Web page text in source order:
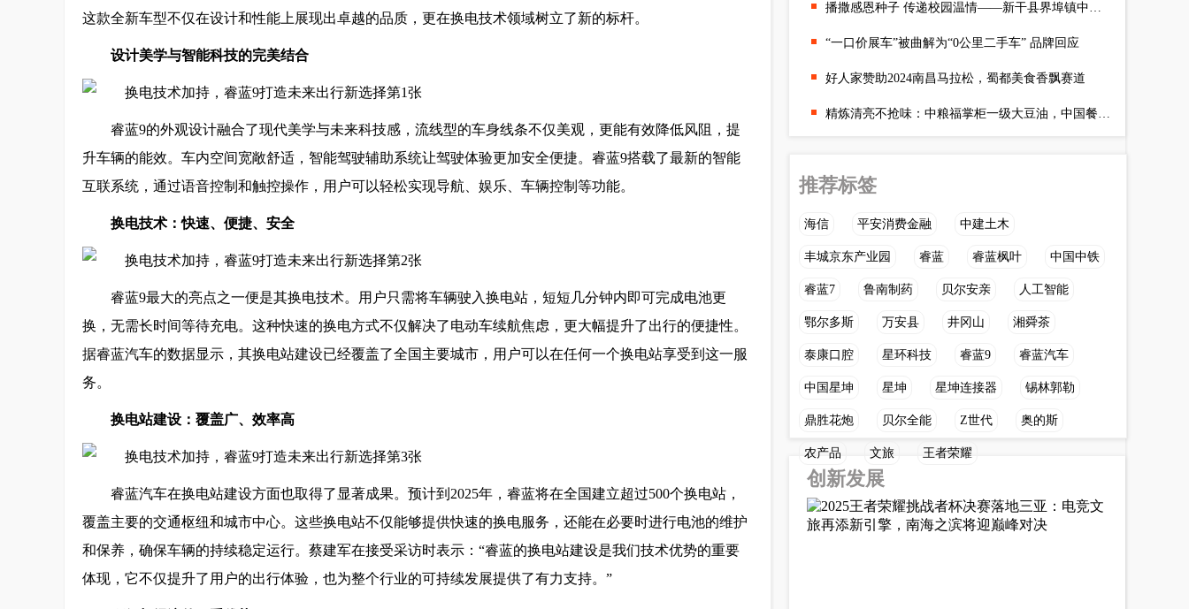
这款全新车型不仅在设计和性能上展现出卓越的品质，更在换电技术领域树立了新的标杆。
设计美学与智能科技的完美结合
睿蓝9的外观设计融合了现代美学与未来科技感，流线型的车身线条不仅美观，更能有效降低风阻，提
升车辆的能效。车内空间宽敞舒适，智能驾驶辅助系统让驾驶体验更加安全便捷。睿蓝9搭载了最新的智能
互联系统，通过语音控制和触控操作，用户可以轻松实现导航、娱乐、车辆控制等功能。
换电技术：快速、便捷、安全
睿蓝9最大的亮点之一便是其换电技术。用户只需将车辆驶入换电站，短短几分钟内即可完成电池更
换，无需长时间等待充电。这种快速的换电方式不仅解决了电动车续航焦虑，更大幅提升了出行的便捷性。
据睿蓝汽车的数据显示，其换电站建设已经覆盖了全国主要城市，用户可以在任何一个换电站享受到这一服
务。
换电站建设：覆盖广、效率高
睿蓝汽车在换电站建设方面也取得了显著成果。预计到2025年，睿蓝将在全国建立超过500个换电站，
覆盖主要的交通枢纽和城市中心。这些换电站不仅能够提供快速的换电服务，还能在必要时进行电池的维护
和保养，确保车辆的持续稳定运行。蔡建军在接受采访时表示：“睿蓝的换电站建设是我们技术优势的重要
体现，它不仅提升了用户的出行体验，也为整个行业的可持续发展提供了有力支持。”
播撒感恩种子 传递校园温情——新干县界埠镇中心小学开展“感恩于心
“一口价展车”被曲解为“0公里二手车” 品牌回应
好人家赞助2024南昌马拉松，蜀都美食香飘赛道
精炼清亮不抢味：中粮福掌柜一级大豆油，中国餐饮用油品质升级主
推荐标签
海信 平安消费金融 中建土木
丰城京东产业园 睿蓝 睿蓝枫叶 中国中铁
睿蓝7 鲁南制药 贝尔安亲 人工智能
鄂尔多斯 万安县 井冈山 湘舜茶
泰康口腔 星环科技 睿蓝9 睿蓝汽车
中国星坤 星坤 星坤连接器 锡林郭勒
鼎胜花炮 贝尔全能 Z世代 奥的斯
农产品 文旅 王者荣耀
创新发展